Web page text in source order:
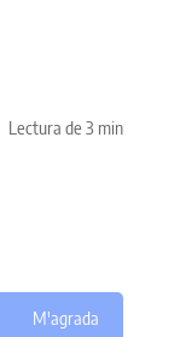
Lectura de 3 min
M'agrada